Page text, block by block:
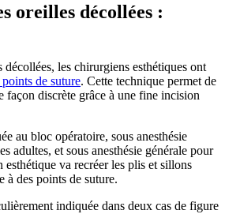
oreilles décollées :
les chirurgiens esthétiques ont
de suture. Cette technique permet de
façon discrète grâce à une fine incision
au bloc opératoire, sous anesthésie
adultes, et sous anesthésie générale pour
va recréer les plis et sillons
à des points de suture.
indiquée dans deux cas de figure